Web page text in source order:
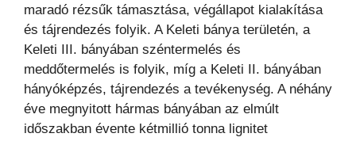
maradó rézsűk támasztása, végállapot kialakítása
és tájrendezés folyik. A Keleti bánya területén, a
Keleti III. bányában széntermelés és
meddőtermelés is folyik, míg a Keleti II. bányában
hányóképzés, tájrendezés a tevékenység. A néhány
éve megnyitott hármas bányában az elmúlt
időszakban évente kétmillió tonna lignitet